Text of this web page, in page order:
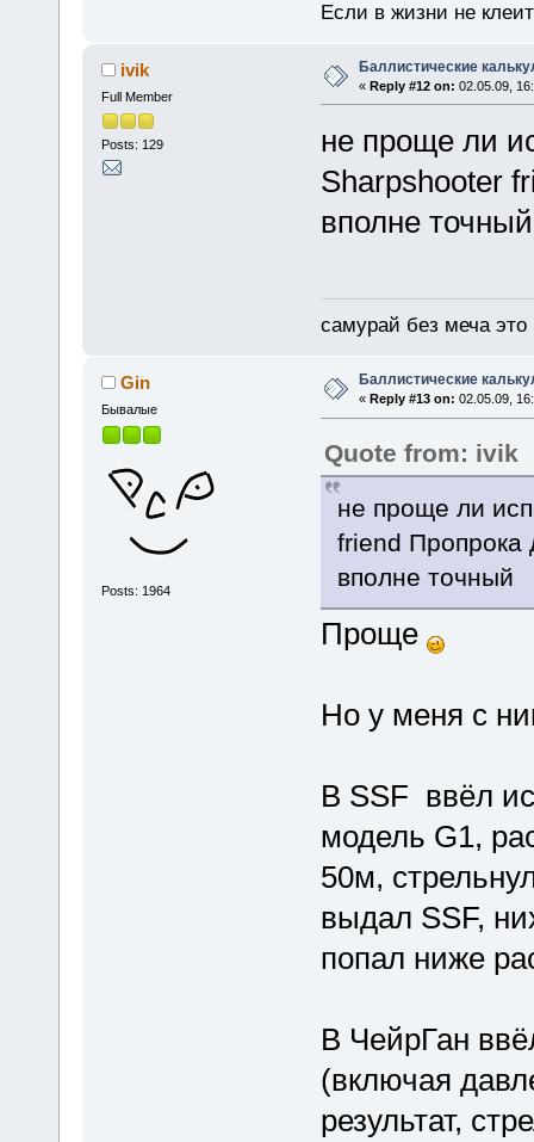
Если в жизни не
ivik
Full Member
Posts: 129
Баллистические
« Reply #12 on: 02.05.09,
не проще ли
Sharpshooter
вполне точный
самурай без меча это
Gin
Бывалые
Posts: 1964
Баллистические
« Reply #13 on: 02.05.09,
Quote from: ivik
не проще ли
friend Пропрока
вполне точный
Проще
Но у меня с
В SSF ввёл
модель G1,
50м,
выдал SSF,
попал ниже
В ЧейрГан
(включая
результат,